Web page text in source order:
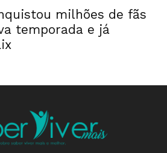
milhões de fãs
temporada e já